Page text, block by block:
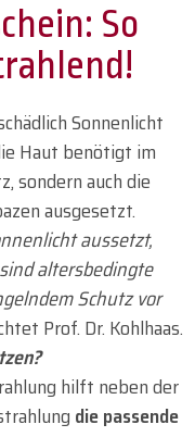
So
Sonnenlicht
Haut benötigt im
sondern auch die
ausgesetzt.
aussetzt,
altersbedingte
Schutz vor
Prof. Dr. Kohlhaas.
hilft neben der
die passende